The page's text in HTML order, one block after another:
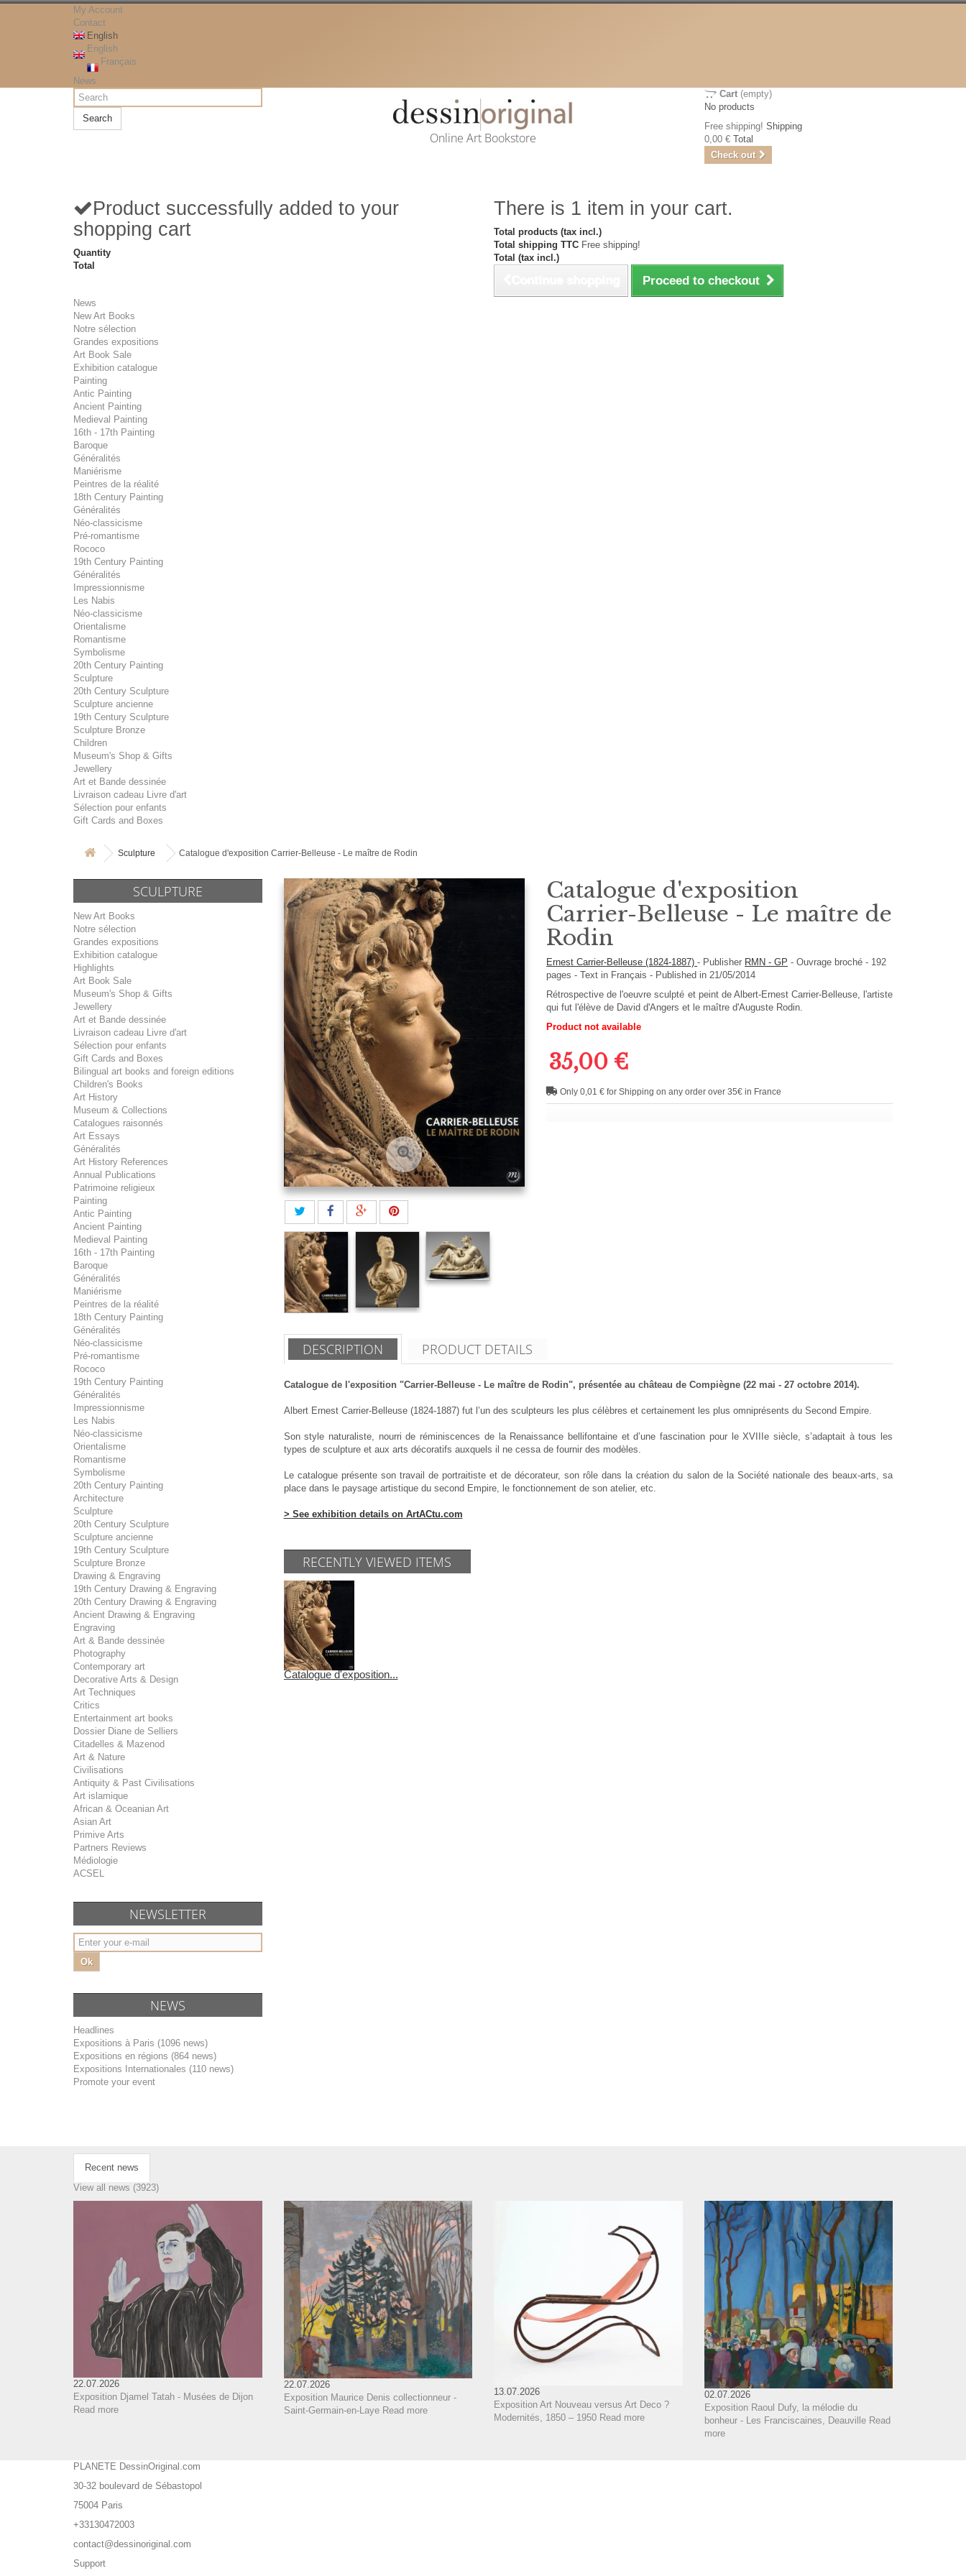
My Account
Contact
English
English
Français
News
Search
Online Art Bookstore
Cart (empty)
No products
Free shipping! Shipping
0,00 € Total
Check out
Product successfully added to your
shopping cart
Quantity
Total
There is 1 item in your cart.
Total products (tax incl.)
Total shipping TTC Free shipping!
Total (tax incl.)
Proceed to checkout
News
New Art Books
Notre sélection
Grandes expositions
Art Book Sale
Exhibition catalogue
Painting
Antic Painting
Ancient Painting
Medieval Painting
16th - 17th Painting
Baroque
Généralités
Maniérisme
Peintres de la réalité
18th Century Painting
Généralités
Néo-classicisme
Pré-romantisme
Rococo
19th Century Painting
Généralités
Impressionnisme
Les Nabis
Néo-classicisme
Orientalisme
Romantisme
Symbolisme
20th Century Painting
Sculpture
20th Century Sculpture
Sculpture ancienne
19th Century Sculpture
Sculpture Bronze
Children
Museum's Shop & Gifts
Jewellery
Art et Bande dessinée
Livraison cadeau Livre d'art
Sélection pour enfants
Gift Cards and Boxes
Sculpture Catalogue d'exposition Carrier-Belleuse - Le maître de Rodin
SCULPTURE
New Art Books
Notre sélection
Grandes expositions
Exhibition catalogue
Highlights
Art Book Sale
Museum's Shop & Gifts
Jewellery
Art et Bande dessinée
Livraison cadeau Livre d'art
Sélection pour enfants
Gift Cards and Boxes
Bilingual art books and foreign editions
Children's Books
Art History
Museum & Collections
Catalogues raisonnés
Art Essays
Généralités
Art History References
Annual Publications
Patrimoine religieux
Painting
Antic Painting
Ancient Painting
Medieval Painting
16th - 17th Painting
Baroque
Généralités
Maniérisme
Peintres de la réalité
18th Century Painting
Généralités
Néo-classicisme
Pré-romantisme
Rococo
19th Century Painting
Généralités
Impressionnisme
Les Nabis
Néo-classicisme
Orientalisme
Romantisme
Symbolisme
20th Century Painting
Architecture
Sculpture
20th Century Sculpture
Sculpture ancienne
19th Century Sculpture
Sculpture Bronze
Drawing & Engraving
19th Century Drawing & Engraving
20th Century Drawing & Engraving
Ancient Drawing & Engraving
Engraving
Art & Bande dessinée
Photography
Contemporary art
Decorative Arts & Design
Art Techniques
Critics
Entertainment art books
Dossier Diane de Selliers
Citadelles & Mazenod
Art & Nature
Civilisations
Antiquity & Past Civilisations
Art islamique
African & Oceanian Art
Asian Art
Primive Arts
Partners Reviews
Médiologie
ACSEL
NEWSLETTER
Ok
NEWS
Headlines
Expositions à Paris (1096 news)
Expositions en régions (864 news)
Expositions Internationales (110 news)
Promote your event
Catalogue d'exposition
Carrier-Belleuse - Le maître de
Rodin
Ernest Carrier-Belleuse (1824-1887)- Publisher RMN - GP -Ouvrage broché- 192
pages -Text in Français- Published in 21/05/2014
Rétrospective de l'oeuvre sculpté et peint de Albert-Ernest Carrier-Belleuse, l'artiste
qui fut l'élève de David d'Angers et le maître d'Auguste Rodin.
Product not available
35,00 €
Only 0,01 € for Shipping on any order over 35€ in France
DESCRIPTION PRODUCT DETAILS
Catalogue de l'exposition "Carrier-Belleuse - Le maître de Rodin", présentée au château de Compiègne (22 mai - 27 octobre 2014).
Albert Ernest Carrier-Belleuse (1824-1887) fut l’un des sculpteurs les plus célèbres et certainement les plus omniprésents du Second Empire.
Son style naturaliste, nourri de réminiscences de la Renaissance bellifontaine et d’une fascination pour le XVIIIe siècle, s’adaptait à tous les
types de sculpture et aux arts décoratifs auxquels il ne cessa de fournir des modèles.
Le catalogue présente son travail de portraitiste et de décorateur, son rôle dans la création du salon de la Société nationale des beaux-arts, sa
place dans le paysage artistique du second Empire, le fonctionnement de son atelier, etc.
> See exhibition details on ArtACtu.com
RECENTLY VIEWED ITEMS
Catalogue d'exposition...
Recent news
View all news (3923)
22.07.2026
Exposition Djamel Tatah - Musées de Dijon
Read more
22.07.2026
Exposition Maurice Denis collectionneur -
Saint-Germain-en-Laye Read more
13.07.2026
Exposition Art Nouveau versus Art Deco ?
Modernités, 1850 – 1950 Read more
02.07.2026
Exposition Raoul Dufy, la mélodie du
bonheur - Les Franciscaines, Deauville Read
more
PLANETE DessinOriginal.com
30-32 boulevard de Sébastopol
75004 Paris
+33130472003
contact@dessinoriginal.com
Support